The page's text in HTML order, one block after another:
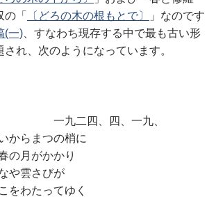
「
〔どろの木の根もとで〕
」なのです
(一) 、すなわち現存する中で最も古い形
れ、次のようになっています。
四、四、一九、
からまつの梢に
の月がかかり
や雲さびが
をわたってゆく